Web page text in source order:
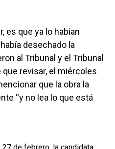
es que ya lo habían
desechado la
al Tribunal y el Tribunal
revisar, el miércoles
que la obra la
“y no lea lo que está